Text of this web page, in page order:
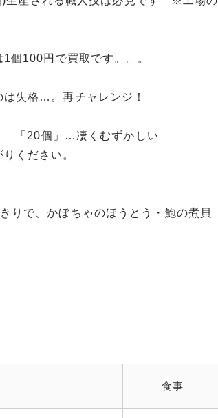
100円で買取です。。。
失格…。再チャレンジ！
20個」…凄くむずかしい
ください。
りで、かぼちゃのほうとう・鮑の煮貝
食事